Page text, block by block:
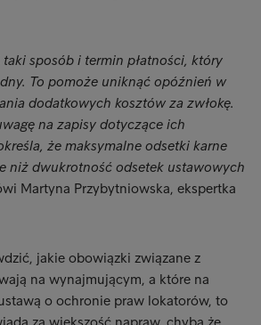
sposób i termin płatności, który
To pomoże uniknąć opóźnień w
dodatkowych kosztów za zwłokę.
na zapisy dotyczące ich
że maksymalne odsetki karne
niż dwukrotność odsetek ustawowych
Martyna Przybytniowska, ekspertka
jakie obowiązki związane z
na wynajmującym, a które na
o ochronie praw lokatorów, to
za większość napraw, chyba że